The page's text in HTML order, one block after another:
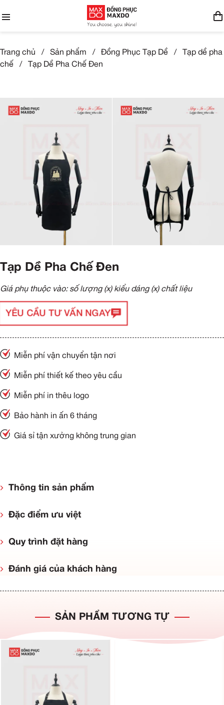
Trang chủ / Sản phẩm / Đồng Phục Tạp Dề /
Tạp dề pha
chế
/ Tạp Dề Pha Chế Đen
Tạp Dề Pha Chế Đen
Giá phụ thuộc vào: số lượng (x) kiểu dáng (x) chất liệu
YÊU CẦU TƯ VẤN NGAY
Miễn phí vận chuyển tận nơi
Miễn phí thiết kế theo yêu cầu
Miễn phí in thêu logo
Bảo hành in ấn 6 tháng
Giá sỉ tận xưởng không trung gian
Thông tin sản phẩm
Đặc điểm ưu việt
Quy trình đặt hàng
Đánh giá của khách hàng
SẢN PHẨM TƯƠNG TỰ